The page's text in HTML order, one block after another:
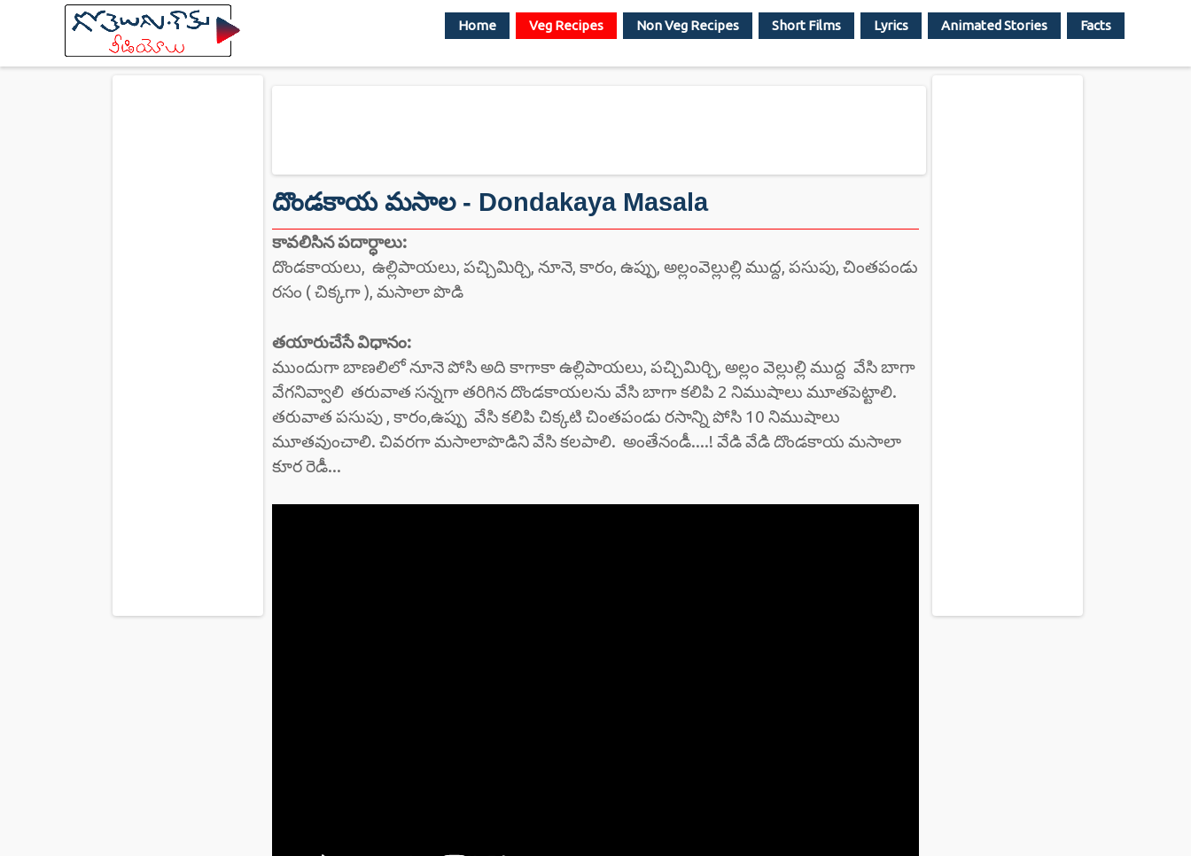
Home Veg Recipes Non Veg Recipes Short Films Lyrics Animated Stories Facts
దొండకాయ మసాల - Dondakaya Masala
కావలిసిన పదార్ధాలు:
దొండకాయలు, ఉల్లిపాయలు, పచ్చిమిర్చి, నూనె, కారం, ఉప్పు, అల్లంవెల్లుల్లి ముద్ద, పసుపు, చింతపండు
రసం ( చిక్కగా ), మసాలా పొడి
తయారుచేసే విధానం:
ముందుగా బాణలిలో నూనె పోసి అది కాగాకా ఉల్లిపాయలు, పచ్చిమిర్చి, అల్లం వెల్లుల్లి ముద్ద వేసి బాగా
వేగనివ్వాలి తరువాత సన్నగా తరిగిన దొండకాయలను వేసి బాగా కలిపి 2 నిముషాలు మూతపెట్టాలి.
తరువాత పసుపు , కారం,ఉప్పు వేసి కలిపి చిక్కటి చింతపండు రసాన్ని పోసి 10 నిముషాలు
మూతవుంచాలి. చివరగా మసాలాపొడిని వేసి కలపాలి. అంతేనండీ....! వేడి వేడి దొండకాయ మసాలా
కూర రెడీ...